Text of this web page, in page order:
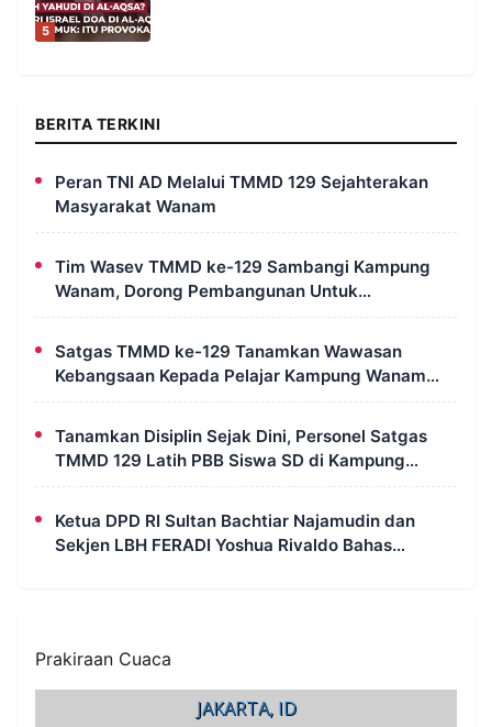
5
BERITA TERKINI
Peran TNI AD Melalui TMMD 129 Sejahterakan
Masyarakat Wanam
Tim Wasev TMMD ke-129 Sambangi Kampung
Wanam, Dorong Pembangunan Untuk
Kesejahteraan Masyarakat
Satgas TMMD ke-129 Tanamkan Wawasan
Kebangsaan Kepada Pelajar Kampung Wanam
Merauke
Tanamkan Disiplin Sejak Dini, Personel Satgas
TMMD 129 Latih PBB Siswa SD di Kampung
Wanam
Ketua DPD RI Sultan Bachtiar Najamudin dan
Sekjen LBH FERADI Yoshua Rivaldo Bahas
Prakiraan Cuaca
JAKARTA, ID